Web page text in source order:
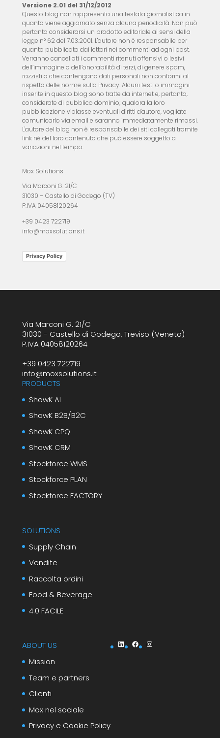
Versione 2.01 del 31/12/2012
Questo blog non rappresenta una testata giornalistica in
quanto viene aggiornato senza alcuna periodicità. Non può
pertanto considerarsi un prodotto editoriale ai sensi della
legge n° 62 del 7.03.2001. L'autore non è responsabile per
quanto pubblicato dai lettori nei commenti ad ogni post.
Verranno cancellati i commenti ritenuti offensivi o lesivi
dell’immagine o dell’onorabilità di terzi, di genere spam,
razzisti o che contengano dati personali non conformi al
rispetto delle norme sulla Privacy. Alcuni testi o immagini
inserite in questo blog sono tratte da internet e, pertanto,
considerate di pubblico dominio; qualora la loro
pubblicazione violasse eventuali diritti d'autore, vogliate
comunicarlo via email e saranno immediatamente rimossi.
L'autore del blog non è responsabile dei siti collegati tramite
link né del loro contenuto che può essere soggetto a
variazioni nel tempo.
Mox Solutions
Via Marconi G. 21/C
31030 – Castello di Godego (TV)
P.IVA 04058120264
+39 0423 722719
info@moxsolutions.it
Privacy Policy
Via Marconi G. 21/C
31030 - Castello di Godego, Treviso (Veneto)
P.IVA 04058120264
+39 0423 722719
info@moxsolutions.it
PRODUCTS
ShowK AI
ShowK B2B/B2C
ShowK CPQ
ShowK CRM
Stockforce WMS
Stockforce PLAN
Stockforce FACTORY
SOLUTIONS
Supply Chain
Vendite
Raccolta ordini
Food & Beverage
4.0 FACILE
ABOUT US
Mission
Team e partners
Clienti
Mox nel sociale
Privacy e Cookie Policy
LinkedInFacebookInstagram